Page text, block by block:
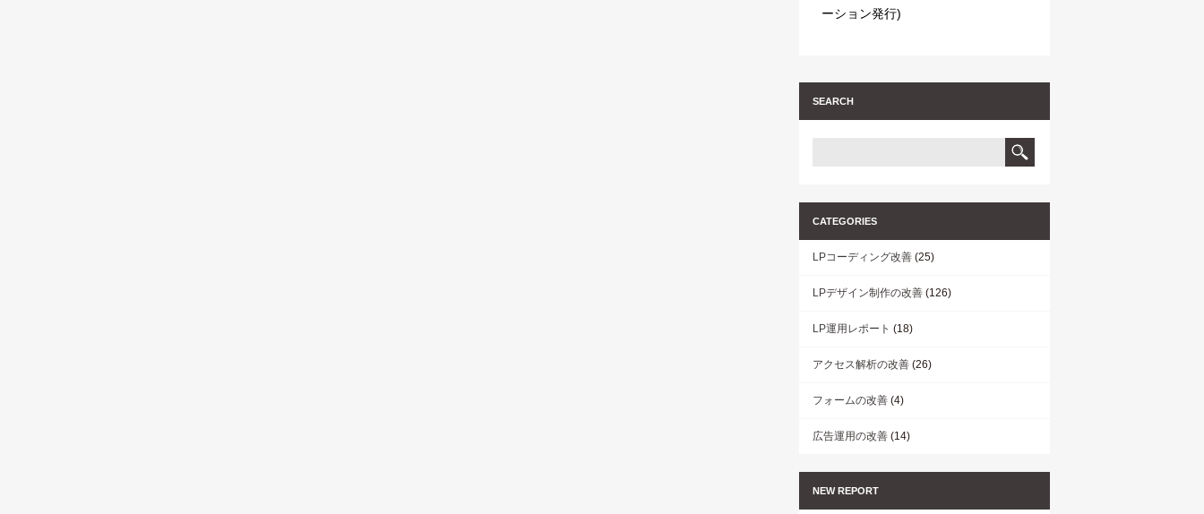
ーション発行)
SEARCH
CATEGORIES
LPコーディング改善 (25)
LPデザイン制作の改善 (126)
LP運用レポート (18)
アクセス解析の改善 (26)
フォームの改善 (4)
広告運用の改善 (14)
NEW REPORT